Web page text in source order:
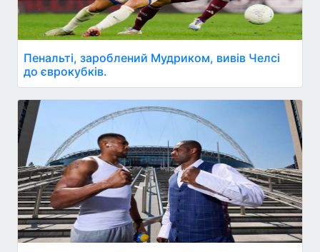
Пенальті, зароблений Мудриком, вивів Челсі
до єврокубків.